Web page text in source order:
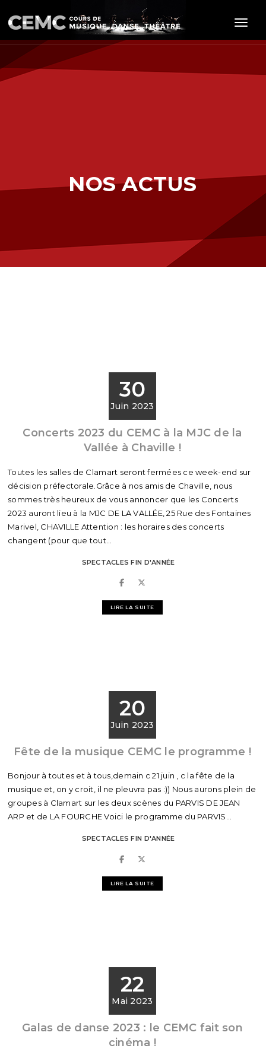
NOS ACTUS
30
Juin 2023
Concerts 2023 du CEMC à la MJC de la
Vallée à Chaville !
Toutes les salles de Clamart seront fermées ce week-end sur
décision préfectorale.Grâce à nos amis de Chaville, nous
sommes très heureux de vous annoncer que les Concerts
2023 auront lieu à la MJC DE LA VALLÉE, 25 Rue des Fontaines
Marivel, CHAVILLE Attention : les horaires des concerts
changent (pour que tout...
SPECTACLES FIN D'ANNÉE
LIRE LA SUITE
20
Juin 2023
Fête de la musique CEMC le programme !
Bonjour à toutes et à tous,demain c 21 juin , c la fête de la
musique et, on y croit, il ne pleuvra pas :)) Nous aurons plein de
groupes à Clamart sur les deux scènes du PARVIS DE JEAN
ARP et de LA FOURCHE Voici le programme du PARVIS...
SPECTACLES FIN D'ANNÉE
LIRE LA SUITE
22
Mai 2023
Galas de danse 2023 : le CEMC fait son
cinéma !